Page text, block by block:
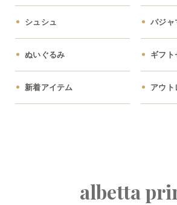
シュシュ パジャ
ぬいぐるみ ギフト
新着アイテム アウト
albetta